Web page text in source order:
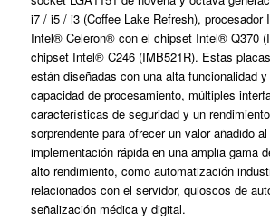
i7 / i5 / i3 (Coffee Lake Refresh),
Intel® Celeron® con el chipset Intel® Q370
chipset Intel® C246 (IMB521R). Estas
están diseñadas con una alta funcionalidad
capacidad de procesamiento, múltiples
características de seguridad y un
sorprendente para ofrecer un valor añadido
implementación rápida en una amplia gama
alto rendimiento, como automatización
relacionados con el servidor, quioscos de
señalización médica y digital.